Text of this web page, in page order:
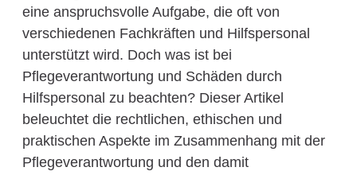
eine anspruchsvolle Aufgabe, die oft von
verschiedenen Fachkräften und Hilfspersonal
unterstützt wird. Doch was ist bei
Pflegeverantwortung und Schäden durch
Hilfspersonal zu beachten? Dieser Artikel
beleuchtet die rechtlichen, ethischen und
praktischen Aspekte im Zusammenhang mit der
Pflegeverantwortung und den damit